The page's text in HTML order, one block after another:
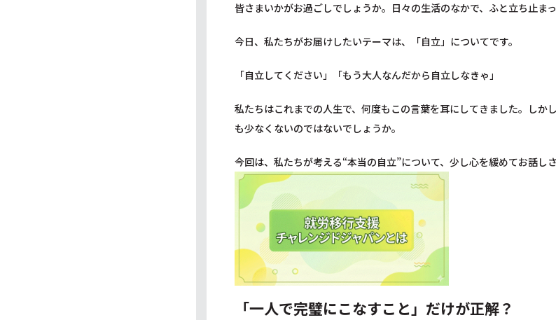
皆さまいかがお過ごしでしょうか。日々の生活のなかで、ふと立ち止ま
今日、私たちがお届けしたいテーマは、「自立」についてです。
「自立してください」「もう大人なんだから自立しなきゃ」
私たちはこれまでの人生で、何度もこの言葉を耳にしてきました。し
も少なくないのではないでしょうか。
今回は、私たちが考える“本当の自立”について、少し心を緩めてお話し
「一人で完璧にこなすこと」だけが正解？